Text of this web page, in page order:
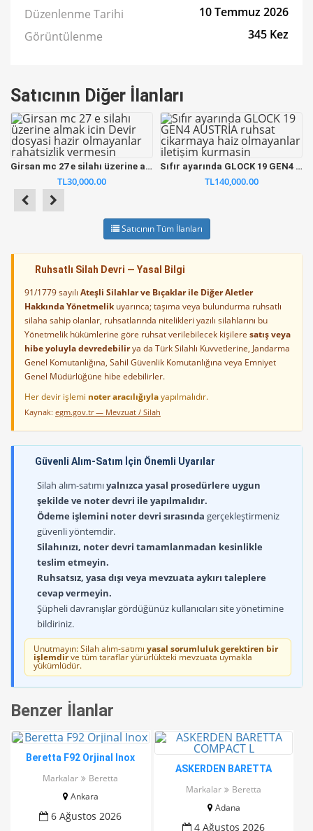
Düzenlenme Tarihi
10 Temmuz 2026
Görüntülenme
345 Kez
Satıcının Diğer İlanları
Girsan mc 27 e silahı üzerine almak icin Devir dosyasi hazir olmayanlar rahatsizlik vermesin
TL30,000.00
Sıfır ayarında GLOCK 19 GEN4 AUSTRİA ruhsat cikarmaya haiz olmayanlar iletişim kurmasin
TL140,000.00
Satıcının Tüm İlanları
Ruhsatlı Silah Devri — Yasal Bilgi
91/1779 sayılı Ateşli Silahlar ve Bıçaklar ile Diğer Aletler
Hakkında Yönetmelikuyarınca; taşıma veya bulundurma ruhsatlı
silaha sahip olanlar, ruhsatlarında nitelikleri yazılı silahlarını bu
Yönetmelik hükümlerine göre ruhsat verilebilecek kişilere satış veya
hibe yoluyla devredebilirya da Türk Silahlı Kuvvetlerine, Jandarma
Genel Komutanlığına, Sahil Güvenlik Komutanlığına veya Emniyet
Genel Müdürlüğüne hibe edebilirler.
Her devir işlemi noter aracılığıylayapılmalıdır.
Kaynak: egm.gov.tr — Mevzuat / Silah
Güvenli Alım-Satım İçin Önemli Uyarılar
Silah alım-satımıyalnızca yasal prosedürlere uygun
şekilde ve noter devri ile yapılmalıdır.
Ödeme işlemini noter devri sırasında gerçekleştirmeniz
güvenli yöntemdir.
Silahınızı, noter devri tamamlanmadan kesinlikle
teslim etmeyin.
Ruhsatsız, yasa dışı veya mevzuata aykırı taleplere
cevap vermeyin.
Şüpheli davranışlar gördüğünüz kullanıcıları site yönetimine
bildiriniz.
Unutmayın: Silah alım-satımı yasal sorumluluk gerektiren bir
işlemdirve tüm taraflar yürürlükteki mevzuata uymakla
yükümlüdür.
Benzer İlanlar
Beretta F92 Orjinal Inox
Markalar
Beretta
Ankara
6 Ağustos 2026
ASKERDEN BARETTA
Markalar
Beretta
Adana
4 Ağustos 2026